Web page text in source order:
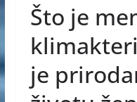
c
e
b
o
ss
e
n
g
at
s
A
p
Što je
je